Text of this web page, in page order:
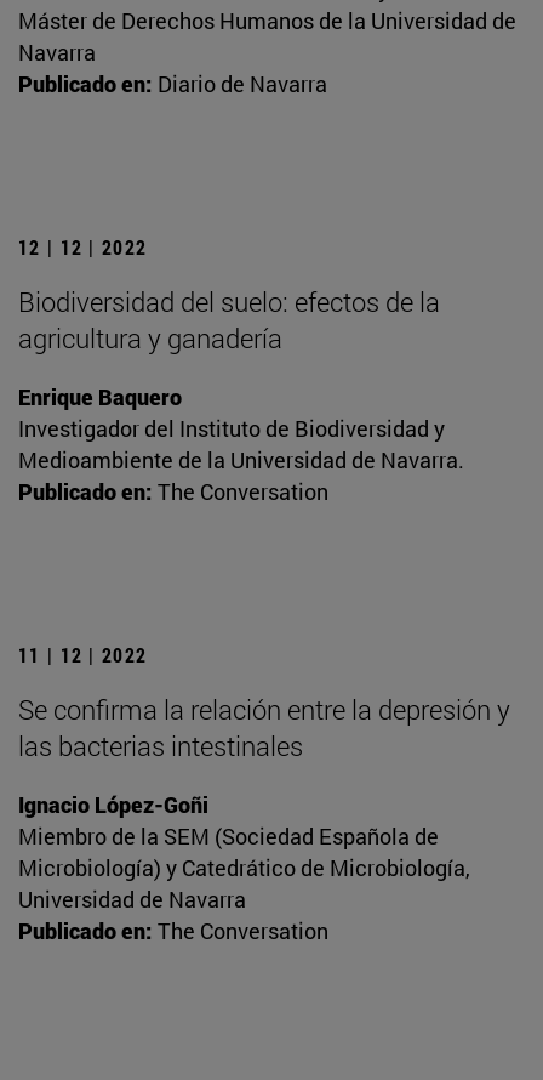
Máster de Derechos Humanos de la Universidad de
Navarra
Publicado en: Diario de Navarra
12 | 12 | 2022
Biodiversidad del suelo: efectos de la
agricultura y ganadería
Enrique Baquero
Investigador del Instituto de Biodiversidad y
Medioambiente de la Universidad de Navarra.
Publicado en: The Conversation
11 | 12 | 2022
Se confirma la relación entre la depresión y
las bacterias intestinales
Ignacio López-Goñi
Miembro de la SEM (Sociedad Española de
Microbiología) y Catedrático de Microbiología,
Universidad de Navarra
Publicado en: The Conversation